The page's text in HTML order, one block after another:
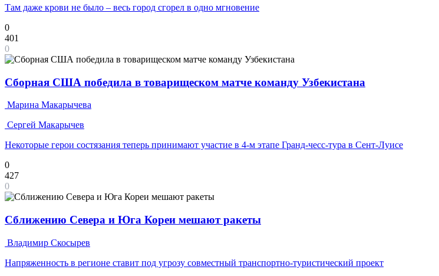
Там даже крови не было – весь город сгорел в одно мгновение
0
401
0
Сборная США победила в товарищеском матче команду Узбекистана
Марина Макарычева
Сергей Макарычев
Некоторые герои состязания теперь принимают участие в 4-м этапе Гранд-чесс-тура в Сент-Луисе
0
427
0
Сближению Севера и Юга Кореи мешают ракеты
Владимир Скосырев
Напряженность в регионе ставит под угрозу совместный транспортно-туристический проект